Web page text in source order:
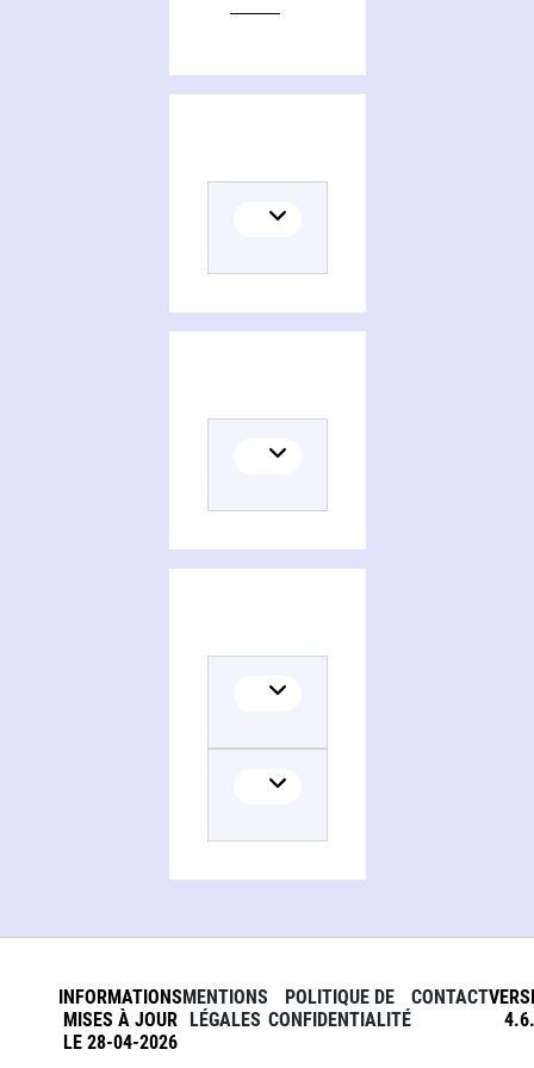
INFORMATIONS
MISES À JOUR
LE 28-04-2026
MENTIONS
LÉGALES
POLITIQUE DE
CONFIDENTIALITÉ
CONTACT